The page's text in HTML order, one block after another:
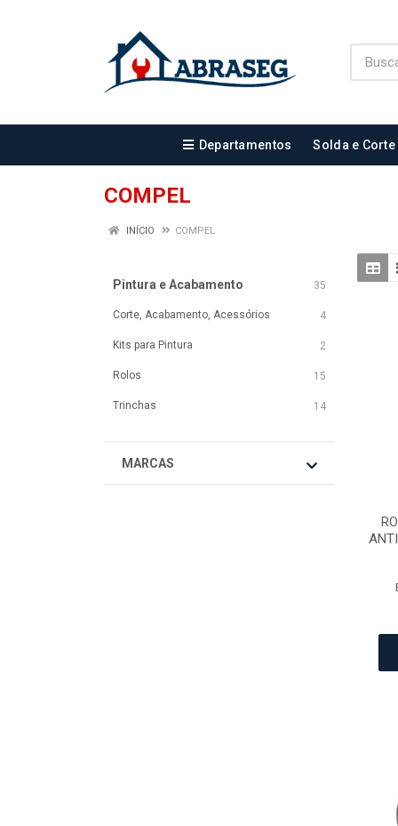
Departamentos Solda e Corte
COMPEL
INÍCIO COMPEL
Pintura e Acabamento 35
Corte, Acabamento, Acessórios 4
Kits para Pintura 2
Rolos 15
Trinchas 14
MARCAS